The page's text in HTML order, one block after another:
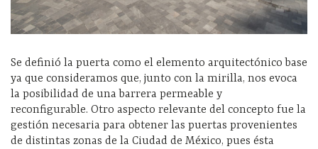
Se definió la puerta como el elemento arquitectónico base
ya que consideramos que, junto con la mirilla, nos evoca
la posibilidad de una barrera permeable y
reconfigurable. Otro aspecto relevante del concepto fue la
gestión necesaria para obtener las puertas provenientes
de distintas zonas de la Ciudad de México, pues ésta